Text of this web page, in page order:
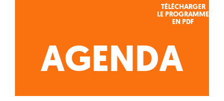
TÉLÉCHARGER
LE PROGRAMME
EN PDF
AGENDA